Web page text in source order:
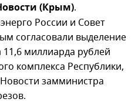
(Крым).
России и Совет
согласовали выделение
миллиарда рублей
комплекса Республики,
замминистра